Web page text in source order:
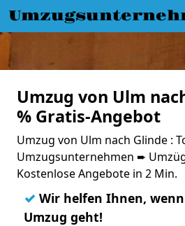
Umzug von Ulm
% Gratis-Angebot
Umzug von Ulm nach Glinde :
Umzugsunternehmen ➨
Kostenlose Angebote in 2 Min.
✓ Wir helfen Ihnen,
Umzug geht!